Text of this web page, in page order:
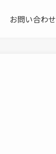
お問い合わせ